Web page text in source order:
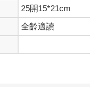
25開15*21cm
全齡適讀